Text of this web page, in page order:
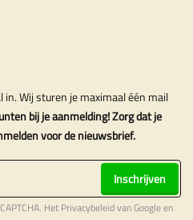
Wij sturen je maximaal één mail
bij je aanmelding! Zorg dat je
voor de nieuwsbrief.
Inschrijven
Het Privacybeleidvan Google en